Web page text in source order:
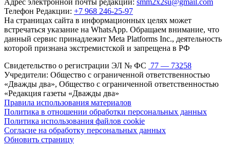
Адрес электронной почты редакции: smm2x2su@gmail.com
Телефон Редакции: +7 968 246-25-97
На страницах сайта в информационных целях может
встречаться указание на WhatsApp. Обращаем внимание, что
данный сервис принадлежит Meta Platforms Inc., деятельность
которой признана экстремистской и запрещена в РФ
Свидетельство о регистрации ЭЛ № ФС 77 — 73258
Учредители: Общество с ограниченной ответственностью
«Дважды два», Общество с ограниченной ответственностью
«Редакция газеты «Дважды два»
Правила использования материалов
Политика в отношении обработки персональных данных
Политика использования файлов cookie
Согласие на обработку персональных данных
Обновить страницу